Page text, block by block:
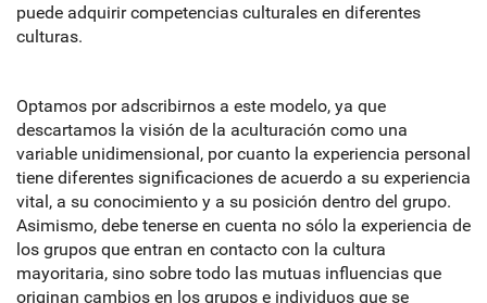
puede adquirir competencias culturales en diferentes
culturas.
Optamos por adscribirnos a este modelo, ya que
descartamos la visión de la aculturación como una
variable unidimensional, por cuanto la experiencia personal
tiene diferentes significaciones de acuerdo a su experiencia
vital, a su conocimiento y a su posición dentro del grupo.
Asimismo, debe tenerse en cuenta no sólo la experiencia de
los grupos que entran en contacto con la cultura
mayoritaria, sino sobre todo las mutuas influencias que
originan cambios en los grupos e individuos que se